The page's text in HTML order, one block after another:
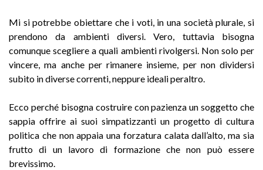
Mi si potrebbe obiettare che i voti, in una società plurale, si
prendono da ambienti diversi. Vero, tuttavia bisogna
comunque scegliere a quali ambienti rivolgersi. Non solo per
vincere, ma anche per rimanere insieme, per non dividersi
subito in diverse correnti, neppure ideali peraltro.
Ecco perché bisogna costruire con pazienza un soggetto che
sappia offrire ai suoi simpatizzanti un progetto di cultura
politica che non appaia una forzatura calata dall’alto, ma sia
frutto di un lavoro di formazione che non può essere
brevissimo.